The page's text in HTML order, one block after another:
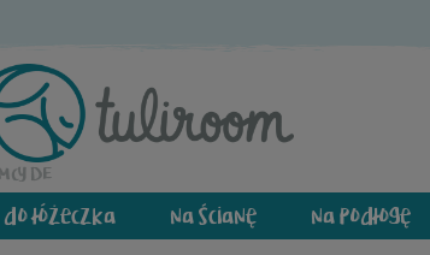
DE
do łóżeczka na ścianę na podłogę